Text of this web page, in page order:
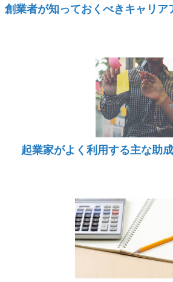
創業者が知っておくべきキャリア
起業家がよく利用する主な助